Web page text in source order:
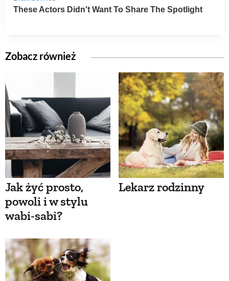
Zobacz również
Jak żyć prosto,
powoli i w stylu
wabi-sabi?
Lekarz rodzinny